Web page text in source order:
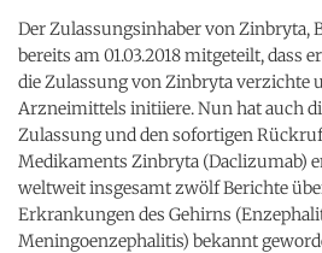
Der Zulassungsinhaber von Zinbryta,
bereits am 01.03.2018 mitgeteilt, dass
die Zulassung von Zinbryta verzichte
Arzneimittels initiiere. Nun hat auch
Zulassung und den sofortigen
Medikaments Zinbryta (Daclizumab)
weltweit insgesamt zwölf Berichte
Erkrankungen des Gehirns
Meningoenzephalitis) bekannt